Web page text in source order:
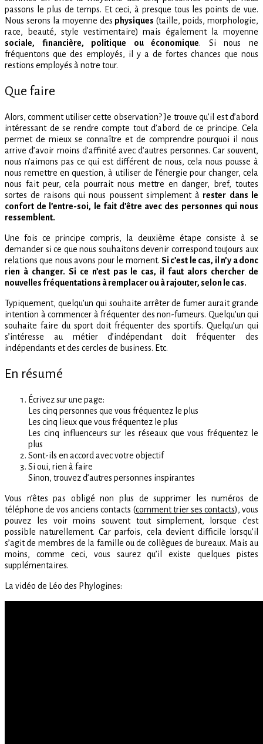
passons le plus de temps. Et ceci, à presque tous les points de vue.
Nous serons la moyenne des physiques (taille, poids, morphologie,
race, beauté, style vestimentaire) mais également la moyenne
sociale, financière, politique ou économique. Si nous ne
fréquentons que des employés, il y a de fortes chances que nous
restions employés à notre tour.
Que faire
Alors, comment utiliser cette observation? Je trouve qu’il est d’abord
intéressant de se rendre compte tout d’abord de ce principe. Cela
permet de mieux se connaître et de comprendre pourquoi il nous
arrive d’avoir moins d’affinité avec d’autres personnes. Car souvent,
nous n’aimons pas ce qui est différent de nous, cela nous pousse à
nous remettre en question, à utiliser de l’énergie pour changer, cela
nous fait peur, cela pourrait nous mettre en danger, bref, toutes
sortes de raisons qui nous poussent simplement à rester dans le
confort de l’entre-soi, le fait d’être avec des personnes qui nous
ressemblent.
Une fois ce principe compris, la deuxième étape consiste à se
demander si ce que nous souhaitons devenir correspond toujours aux
relations que nous avons pour le moment. Si c’est le cas, il n’y a donc
rien à changer. Si ce n’est pas le cas, il faut alors chercher de
nouvelles fréquentations à remplacer ou à rajouter, selon le cas.
Typiquement, quelqu’un qui souhaite arrêter de fumer aurait grande
intention à commencer à fréquenter des non-fumeurs. Quelqu’un qui
souhaite faire du sport doit fréquenter des sportifs. Quelqu’un qui
s’intéresse au métier d’indépendant doit fréquenter des
indépendants et des cercles de business. Etc.
En résumé
Écrivez sur une page:
Les cinq personnes que vous fréquentez le plus
Les cinq lieux que vous fréquentez le plus
Les cinq influenceurs sur les réseaux que vous fréquentez le
plus
Sont-ils en accord avec votre objectif
Si oui, rien à faire
Sinon, trouvez d’autres personnes inspirantes
Vous n’êtes pas obligé non plus de supprimer les numéros de
téléphone de vos anciens contacts (comment trier ses contacts), vous
pouvez les voir moins souvent tout simplement, lorsque c’est
possible naturellement. Car parfois, cela devient difficile lorsqu’il
s’agit de membres de la famille ou de collègues de bureaux. Mais au
moins, comme ceci, vous saurez qu’il existe quelques pistes
supplémentaires.
La vidéo de Léo des Phylogines: